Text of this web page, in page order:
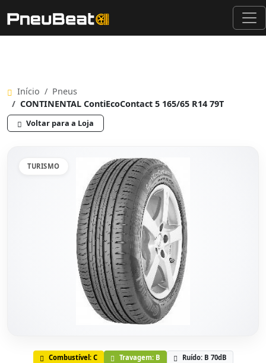
Início
Pneus
CONTINENTAL ContiEcoContact 5 165/65 R14 79T
Voltar para a Loja
TURISMO
Combustível: C Travagem: B Ruído: B 70dB